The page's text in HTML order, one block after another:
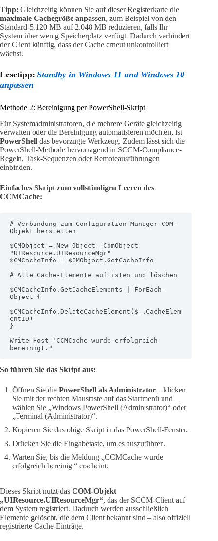
Tipp: Gleichzeitig können Sie auf dieser Registerkarte die
maximale Cachegröße anpassen, zum Beispiel von den
Standard-5.120 MB auf 2.048 MB reduzieren, falls Ihr
System über wenig Speicherplatz verfügt. Dadurch verhindert
der Client künftig, dass der Cache erneut unkontrolliert
wächst.
Lesetipp: Standby in Windows 11 und Windows 10
anpassen
Methode 2: Bereinigung per PowerShell-Skript
Für Systemadministratoren, die mehrere Geräte gleichzeitig
verwalten oder die Bereinigung automatisieren möchten, ist
PowerShell das bevorzugte Werkzeug. Zudem lässt sich die
PowerShell-Methode hervorragend in SCCM-Compliance-
Regeln, Task-Sequenzen oder Remoteausführungen
einbinden.
Einfaches Skript zum vollständigen Leeren des
CCMCache:
# Verbindung zum Configuration Manager COM-
Objekt herstellen
$CMObject = New-Object -ComObject
"UIResource.UIResourceMgr"
$CMCacheInfo = $CMObject.GetCacheInfo
# Alle Cache-Elemente auflisten und löschen
$CMCacheInfo.GetCacheElements | ForEach-
Object {
$CMCacheInfo.DeleteCacheElement($_.CacheElem
entID)
}
Write-Host "CCMCache wurde erfolgreich
bereinigt."
So führen Sie das Skript aus:
Öffnen Sie die PowerShell als Administrator – klicken
Sie mit der rechten Maustaste auf das Startmenü und
wählen Sie „Windows PowerShell (Administrator)“ oder
„Terminal (Administrator)“.
Kopieren Sie das obige Skript in das PowerShell-Fenster.
Drücken Sie die Eingabetaste, um es auszuführen.
Warten Sie, bis die Meldung „CCMCache wurde
erfolgreich bereinigt“ erscheint.
Dieses Skript nutzt das COM-Objekt
„UIResource.UIResourceMgr“, das der SCCM-Client auf
dem System registriert. Dadurch werden ausschließlich
Elemente gelöscht, die dem Client bekannt sind – also offiziell
registrierte Cache-Einträge.